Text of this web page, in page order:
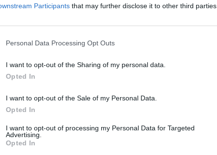
Participants that may further disclose it to other third parties.
Personal Data Processing Opt Outs
I want to opt-out of the Sharing of my personal data.
Opted In
I want to opt-out of the Sale of my Personal Data.
Opted In
I want to opt-out of processing my Personal Data for Targeted
Advertising.
Opted In
League? Dit zijn de belangrijke data
Eredivisie-terugkeer: NEC onderzoekt komst van Ajax-icoon